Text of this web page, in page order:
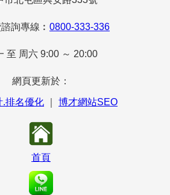
詢專線︰ 0800-333-336
至 周六 9:00 ～ 20:00
網頁更新於：
.排名優化 博才網站SEO
首頁